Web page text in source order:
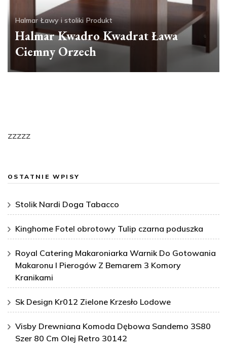
Halmar Ławy i stoliki Produkt
Halmar Kwadro Kwadrat Ława
Ciemny Orzech
zzzzz
OSTATNIE WPISY
Stolik Nardi Doga Tabacco
Kinghome Fotel obrotowy Tulip czarna poduszka
Royal Catering Makaroniarka Warnik Do Gotowania
Makaronu I Pierogów Z Bemarem 3 Komory
Kranikami
Sk Design Kr012 Zielone Krzesło Lodowe
Visby Drewniana Komoda Dębowa Sandemo 3S80
Szer 80 Cm Olej Retro 30142